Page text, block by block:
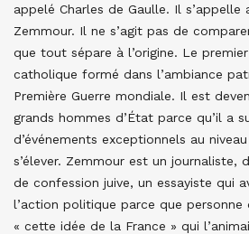
appelé Charles de Gaulle. Il s’appelle
Zemmour. Il ne s’agit pas de
que tout sépare à l’origine. Le
catholique formé dans l’ambiance
Première Guerre mondiale. Il est
grands hommes d’État parce qu’il a
d’événements exceptionnels au
s’élever. Zemmour est un journaliste,
de confession juive, un essayiste qui
l’action politique parce que personne
« cette idée de la France » qui